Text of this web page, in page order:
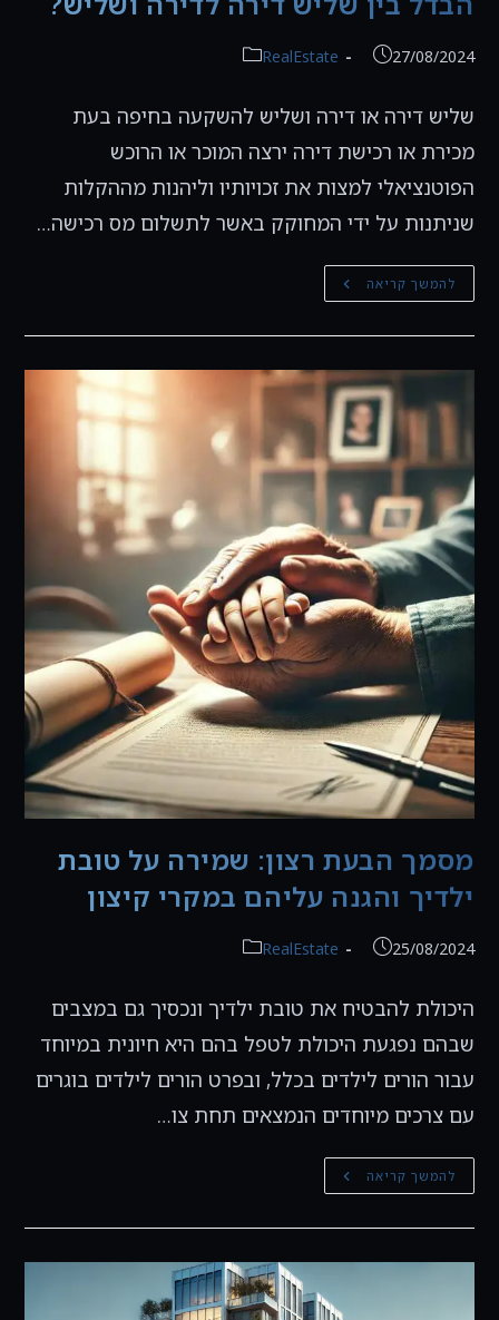
פורסם:
27/08/2024 קטגוריה:
RealEstate
שליש דירה או דירה ושליש להשקעה בחיפה בעת
מכירת או רכישת דירה ירצה המוכר או הרוכש
הפוטנציאלי למצות את זכויותיו וליהנות מההקלות
שניתנות על ידי המחוקק באשר לתשלום מס רכישה…
להמשך קריאה תכנון
מס
הבדל
בין
שליש
דירה
לדירה
ושליש?
מסמך הבעת רצון: שמירה על טובת
ילדיך והגנה עליהם במקרי קיצון
פורסם:
25/08/2024 קטגוריה:
RealEstate
היכולת להבטיח את טובת ילדיך ונכסיך גם במצבים
שבהם נפגעת היכולת לטפל בהם היא חיונית במיוחד
עבור הורים לילדים בכלל, ובפרט הורים לילדים בוגרים
עם צרכים מיוחדים הנמצאים תחת צו…
להמשך קריאה מסמך
הבעת
ילדיך
עליהם